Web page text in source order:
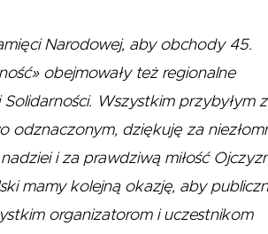
Narodowej, aby obchody 45.
obejmowały też regionalne
Wszystkim przybyłym z
odznaczonym, dziękuję za
i za prawdziwą miłość
mamy kolejną okazję, aby
organizatorom i uczestnikom